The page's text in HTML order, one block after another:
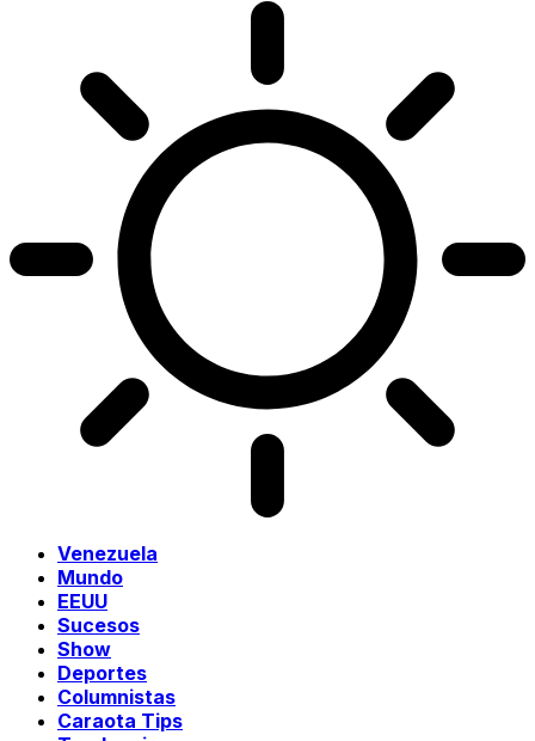
Venezuela
Mundo
EEUU
Sucesos
Show
Deportes
Columnistas
Caraota Tips